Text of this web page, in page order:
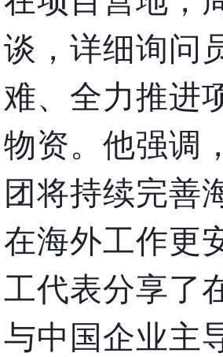
谈，详细询问
难、全力推进
物资。他强调
团将持续完善
在海外工作更
工代表分享了
与中国企业主